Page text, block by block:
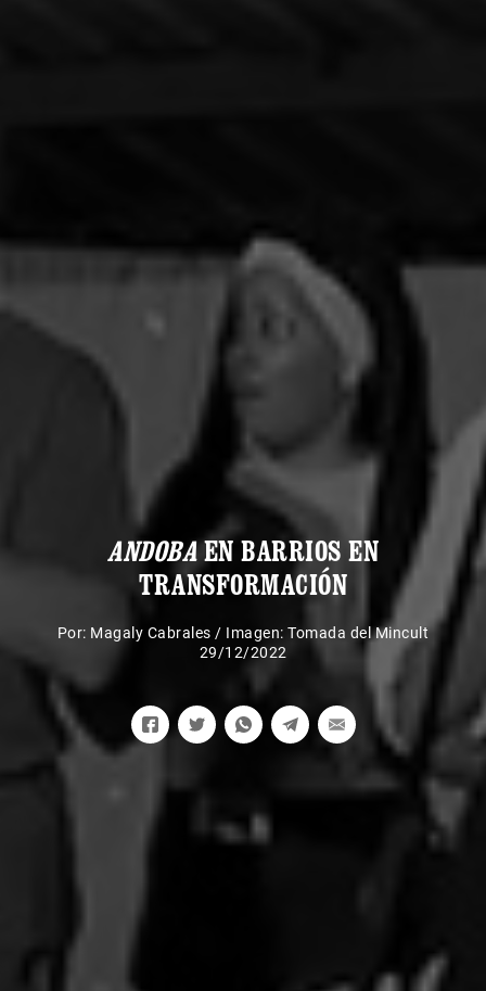
ANDOBAEN BARRIOS EN
TRANSFORMACIÓN
Por: Magaly Cabrales / Imagen: Tomada del Mincult
29/12/2022